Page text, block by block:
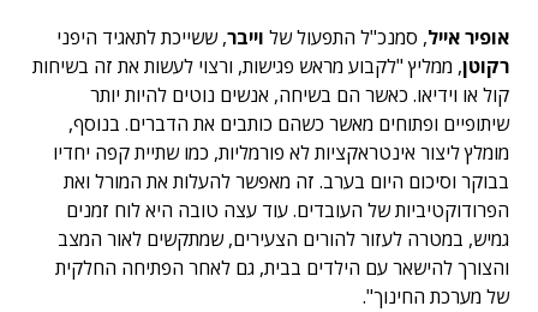
אופיר אייל, סמנכ"ל התפעול של וייבר, ששייכת לתאגיד היפני
רקוטן, ממליץ "לקבוע מראש פגישות, ורצוי לעשות את זה בשיחות
קול או וידיאו. כאשר הם בשיחה, אנשים נוטים להיות יותר
שיתופיים ופתוחים מאשר כשהם כותבים את הדברים. בנוסף,
מומלץ ליצור אינטראקציות לא פורמליות, כמו שתיית קפה יחדיו
בבוקר וסיכום היום בערב. זה מאפשר להעלות את המורל ואת
הפרודוקטיביות של העובדים. עוד עצה טובה היא לוח זמנים
גמיש, במטרה לעזור להורים הצעירים, שמתקשים לאור המצב
והצורך להישאר עם הילדים בבית, גם לאחר הפתיחה החלקית
של מערכת החינוך".